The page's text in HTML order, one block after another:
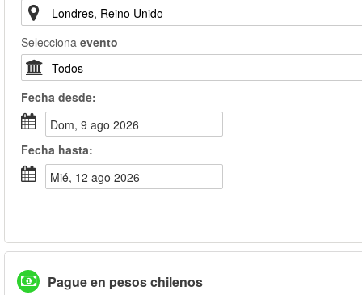
Selecciona evento
Fecha desde:
dom, 9 ago 2026
Fecha hasta:
mié, 12 ago 2026
Pague en pesos chilenos